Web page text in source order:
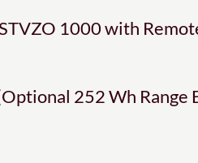
1000 with
252 Wh Range